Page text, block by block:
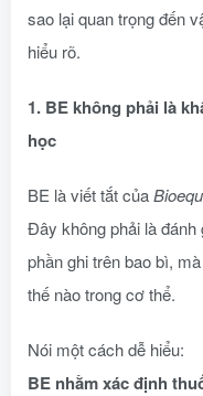
sao lại quan trọng đến
hiểu rõ.
1. BE không phải là
học
BE là viết tắt của
Đây không phải là
phần ghi trên bao bì,
thế nào trong cơ thể.
Nói một cách dễ hiểu:
BE nhằm xác định